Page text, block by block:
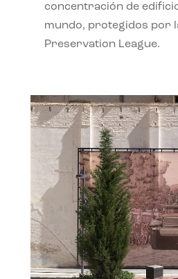
concentración de
mundo, protegidos por
Preservation League.